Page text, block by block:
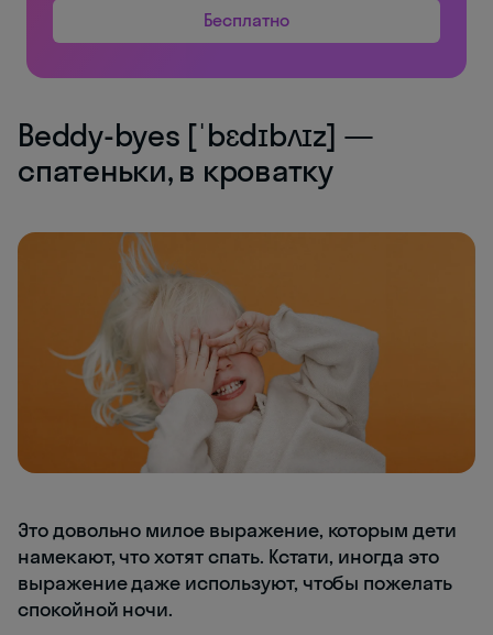
Бесплатно
Beddy-byes [ˈbɛdɪbʌɪz] —
спатеньки, в кроватку
Это довольно милое выражение, которым дети
намекают, что хотят спать. Кстати, иногда это
выражение даже используют, чтобы пожелать
спокойной ночи.